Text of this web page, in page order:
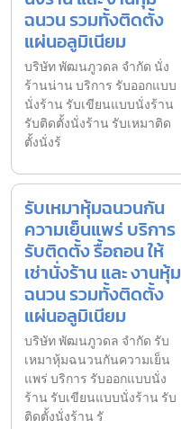
ฉนวน รวมทั้งติดตั้ง
แผ่นอลูมิเนียม
บริษัท พัฒนภูวดล จำกัด นั่ง
ร้านน่าน บริการ รับออกแบบ
นั่งร้าน รับเขียนแบบนั่งร้าน
รับติดตั้งนั่งร้าน รับเหมาติด
ตั้งนั่งร้
รับเหมาหุ้มฉนวนกัน
ความเย็นแพร่ บริการ
รับติดตั้ง รื้อถอน ให้
เช่านั่งร้าน และ งานหุ้ม
ฉนวน รวมทั้งติดตั้ง
แผ่นอลูมิเนียม
บริษัท พัฒนภูวดล จำกัด รับ
เหมาหุ้มฉนวนกันความเย็น
แพร่ บริการ รับออกแบบนั่ง
ร้าน รับเขียนแบบนั่งร้าน รับ
ติดตั้งนั่งร้าน รั